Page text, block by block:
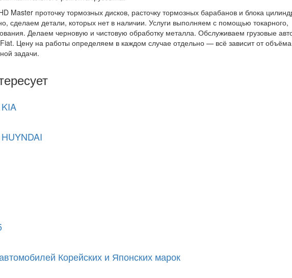
Master проточку тормозных дисков, расточку тормозных барабанов и блока
сделаем детали, которых нет в наличии. Услуги выполняем с помощью токарного,
Делаем черновую и чистовую обработку металла. Обслуживаем грузовые
Цену на работы определяем в каждом случае отдельно — всё зависит от
задачи.
Корейских и Японских марок